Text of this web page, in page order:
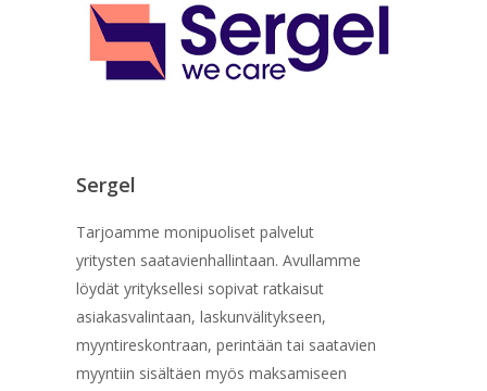
Sergel
Tarjoamme monipuoliset palvelut
yritysten saatavienhallintaan. Avullamme
löydät yrityksellesi sopivat ratkaisut
asiakasvalintaan, laskunvälitykseen,
myyntireskontraan, perintään tai saatavien
myyntiin sisältäen myös maksamiseen